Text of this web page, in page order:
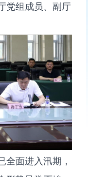
党组成员、副厅
全面进入汛期，